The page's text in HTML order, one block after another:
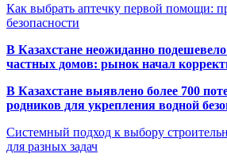
Как выбрать аптечку первой помощи:
безопасности
В Казахстане неожиданно подешевело
частных домов: рынок начал
В Казахстане выявлено более 700
родников для укрепления водной
Системный подход к выбору
для разных задач